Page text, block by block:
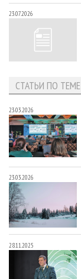
23.07.2026
СТАТЬИ ПО ТЕМЕ
23.03.2026
23.03.2026
28.11.2025